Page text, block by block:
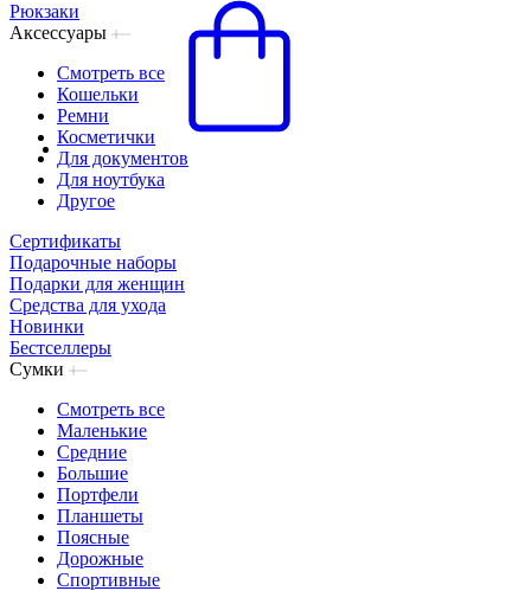
Рюкзаки
Аксессуары
Смотреть все
Кошельки
Ремни
Косметички
Для документов
Для ноутбука
Другое
Сертификаты
Подарочные наборы
Подарки для женщин
Средства для ухода
Новинки
Бестселлеры
Сумки
Смотреть все
Маленькие
Средние
Большие
Портфели
Планшеты
Поясные
Дорожные
Спортивные